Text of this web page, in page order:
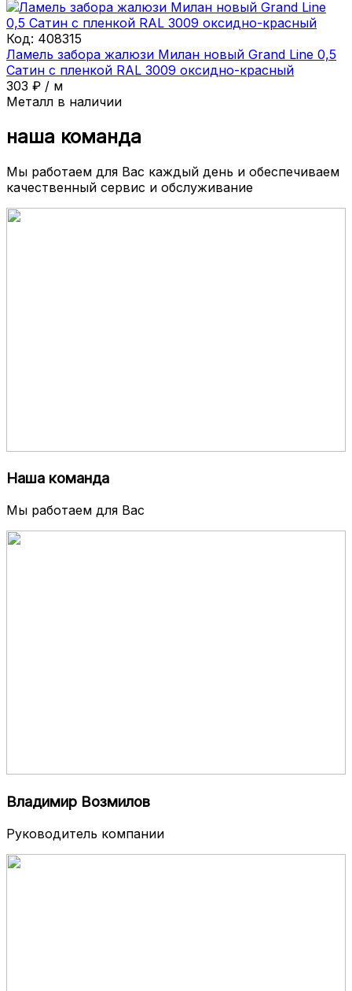
Код: 408315
Ламель забора жалюзи Милан новый Grand Line 0,5
Сатин с пленкой RAL 3009 оксидно-красный
303 ₽ / м
Металл в наличии
наша команда
Мы работаем для Вас каждый день и обеспечиваем
качественный сервис и обслуживание
Наша команда
Мы работаем для Вас
Владимир Возмилов
Руководитель компании